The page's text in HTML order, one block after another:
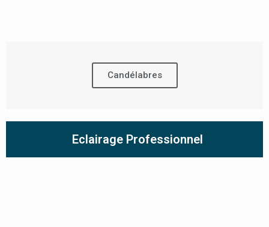
Candélabres
Eclairage Professionnel